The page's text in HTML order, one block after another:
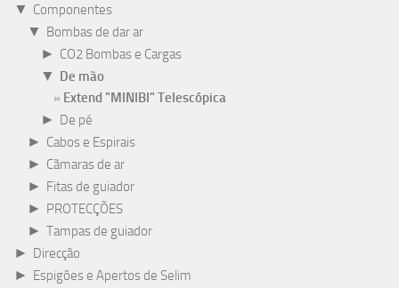
▼ Componentes
▼ Bombas de dar ar
► CO2 Bombas e Cargas
▼ De mão
Extend "MINIBI" Telescópica
► De pé
► Cabos e Espirais
► Cãmaras de ar
► Fitas de guiador
► PROTECÇÕES
► Tampas de guiador
► Direcção
► Espigões e Apertos de Selim